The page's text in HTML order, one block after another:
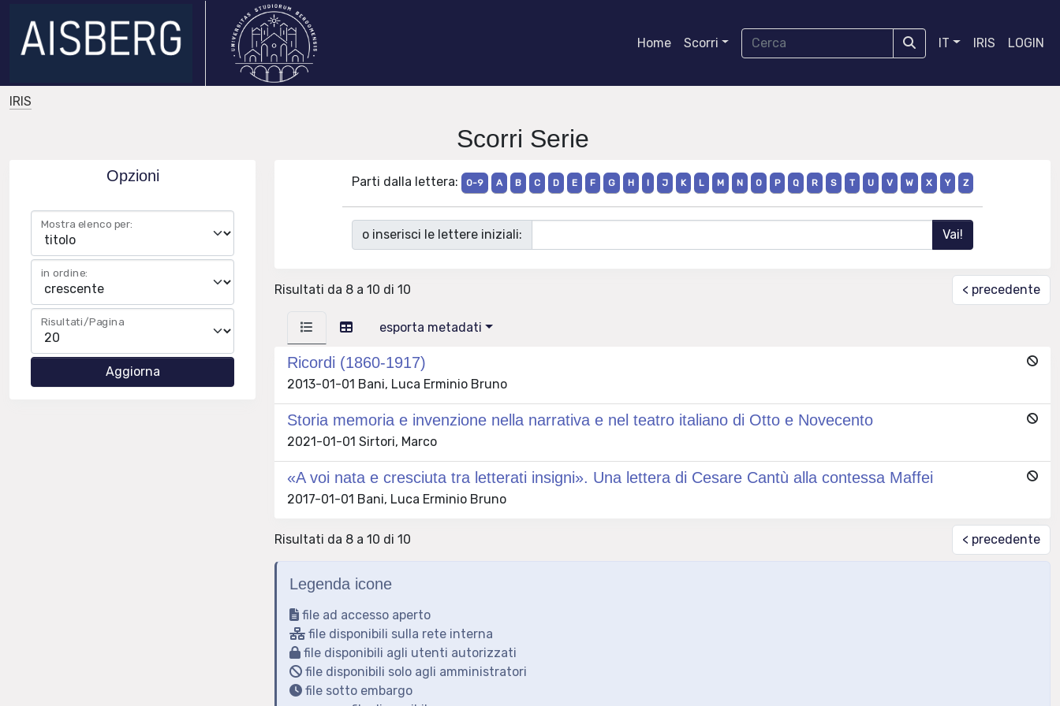
Home Scorri IT IRIS LOGIN
IRIS
Scorri Serie
Opzioni
Mostra elenco per:
in ordine:
Risultati/Pagina
Parti dalla lettera: 0-9 A B C D E F G H I J K L M N O P Q R S T U V W X Y Z
o inserisci le lettere iniziali:
Risultati da 8 a 10 di 10 < precedente
esporta metadati
Ricordi (1860-1917)
2013-01-01 Bani, Luca Erminio Bruno
Storia memoria e invenzione nella narrativa e nel teatro italiano di Otto e Novecento
2021-01-01 Sirtori, Marco
«A voi nata e cresciuta tra letterati insigni». Una lettera di Cesare Cantù alla contessa Maffei
2017-01-01 Bani, Luca Erminio Bruno
Risultati da 8 a 10 di 10 < precedente
Legenda icone
file ad accesso aperto
file disponibili sulla rete interna
file disponibili agli utenti autorizzati
file disponibili solo agli amministratori
file sotto embargo